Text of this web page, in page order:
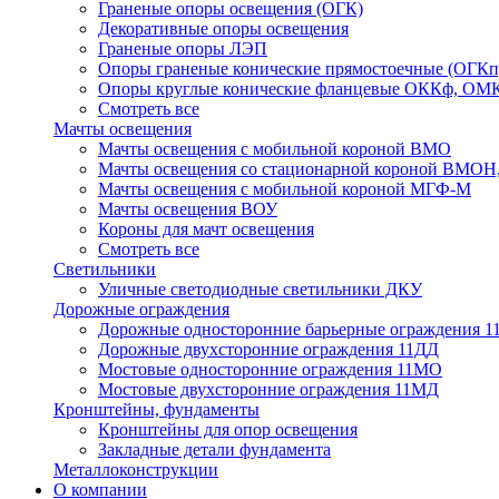
Граненые опоры освещения (ОГК)
Декоративные опоры освещения
Граненые опоры ЛЭП
Опоры граненые конические прямостоечные
Опоры круглые конические фланцевые ОККф,
Смотреть все
Мачты освещения
Мачты освещения с мобильной короной ВМО
Мачты освещения со стационарной короной
Мачты освещения с мобильной короной МГФ-М
Мачты освещения ВОУ
Короны для мачт освещения
Смотреть все
Светильники
Уличные светодиодные светильники ДКУ
Дорожные ограждения
Дорожные oдносторонние барьерные ограждения
Дорожные двухсторонние ограждения 11ДД
Мостовые односторонние ограждения 11МО
Мостовые двухсторонние ограждения 11МД
Кронштейны, фундаменты
Кронштейны для опор освещения
Закладные детали фундамента
Металлоконструкции
О компании